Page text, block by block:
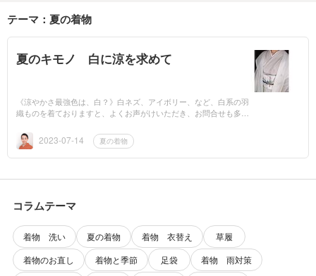
テーマ：夏の着物
夏のキモノ 白に涼を求めて
《涼やかさ最強色は、白？》白ネズ、アイボリー、など、白系の羽
織ものを着ておりますと、よくお声がけいただき、お問合せも多く
で、その装い...
2023-07-14 夏の着物
コラムテーマ
着物 洗い 夏の着物 着物 衣替え
草履
着物のお直し
着物と季節 足袋
着物 雨対策